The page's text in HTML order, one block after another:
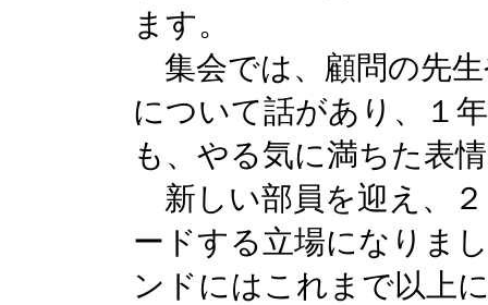
ます。
集会では、顧問の先
について話があり、１
も、やる気に満ちた表
新しい部員を迎え、
ードする立場になりま
ンドにはこれまで以上